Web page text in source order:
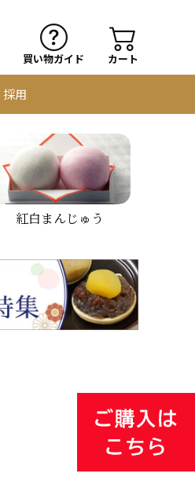
買い物ガイド カート
採用
紅白まんじゅう